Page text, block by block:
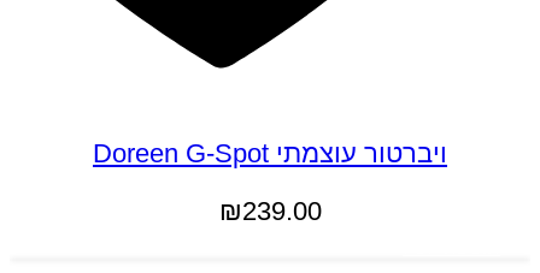
ויברטור עוצמתי Doreen G-Spot
₪239.00